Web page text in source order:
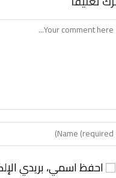
احفظ اسمي، بريدي